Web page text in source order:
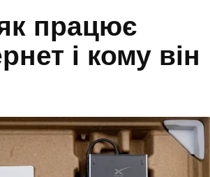
працює
і кому він